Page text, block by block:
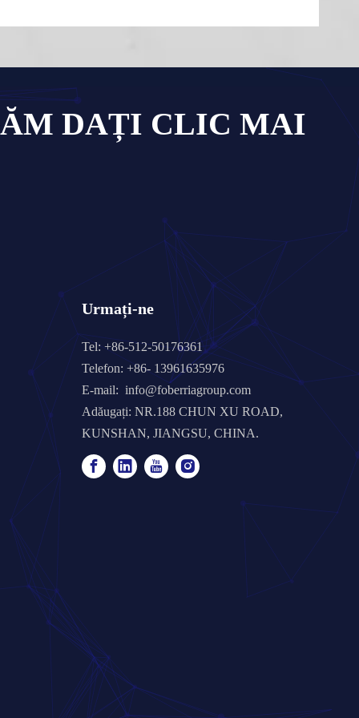
DAȚI CLIC MAI
Urmați-ne
Tel: +86-512-50176361
Telefon: +86- 13961635976
E-mail: info@foberriagroup.com
Adăugați: NR.188 CHUN XU ROAD,
KUNSHAN, JIANGSU, CHINA.